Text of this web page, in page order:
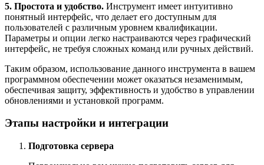
5. Простота и удобство. Инструмент имеет интуитивно
понятный интерфейс, что делает его доступным для
пользователей с различным уровнем квалификации.
Параметры и опции легко настраиваются через графический
интерфейс, не требуя сложных команд или ручных действий.
Таким образом, использование данного инструмента в вашем
программном обеспечении может оказаться незаменимым,
обеспечивая защиту, эффективность и удобство в управлении
обновлениями и установкой программ.
Этапы настройки и интеграции
Подготовка сервера